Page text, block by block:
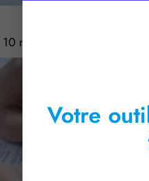
10 mars 2016 Temps
Votre